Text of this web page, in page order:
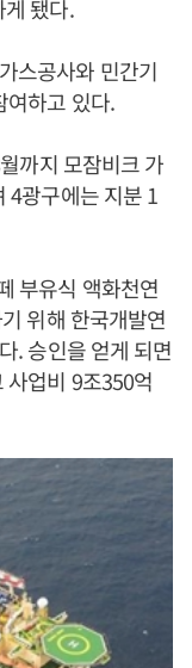
됐다.
스공사와 민간기
여하고 있다.
까지 모잠비크 가
4광구에는 지분 1
부유식 액화천연
위해 한국개발연
. 승인을 얻게 되면
사업비 9조350억